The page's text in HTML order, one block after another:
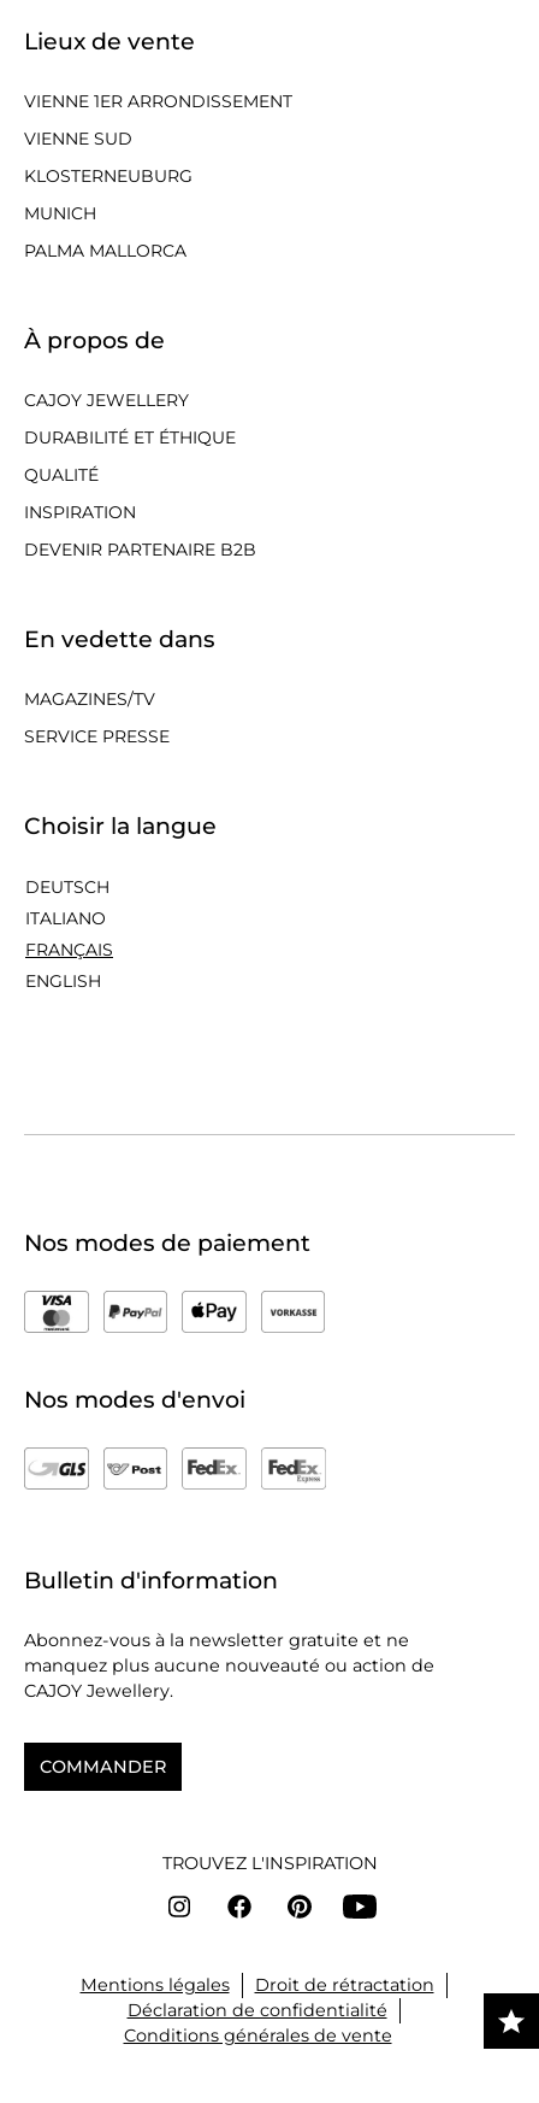
Lieux de vente
VIENNE 1ER ARRONDISSEMENT
VIENNE SUD
KLOSTERNEUBURG
MUNICH
PALMA MALLORCA
À propos de
CAJOY JEWELLERY
DURABILITÉ ET ÉTHIQUE
QUALITÉ
INSPIRATION
DEVENIR PARTENAIRE B2B
En vedette dans
MAGAZINES/TV
SERVICE PRESSE
Choisir la langue
DEUTSCH
ITALIANO
FRANÇAIS
ENGLISH
Nos modes de paiement
Nos modes d'envoi
Bulletin d'information
Abonnez-vous à la newsletter gratuite et ne
manquez plus aucune nouveauté ou action de
CAJOY Jewellery.
COMMANDER
TROUVEZ L'INSPIRATION
Mentions légales
Droit de rétractation
Déclaration de confidentialité
Conditions générales de vente